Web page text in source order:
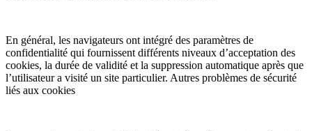
En général, les navigateurs ont intégré des paramètres de
confidentialité qui fournissent différents niveaux d’acceptation des
cookies, la durée de validité et la suppression automatique après que
l’utilisateur a visité un site particulier. Autres problèmes de sécurité
liés aux cookies